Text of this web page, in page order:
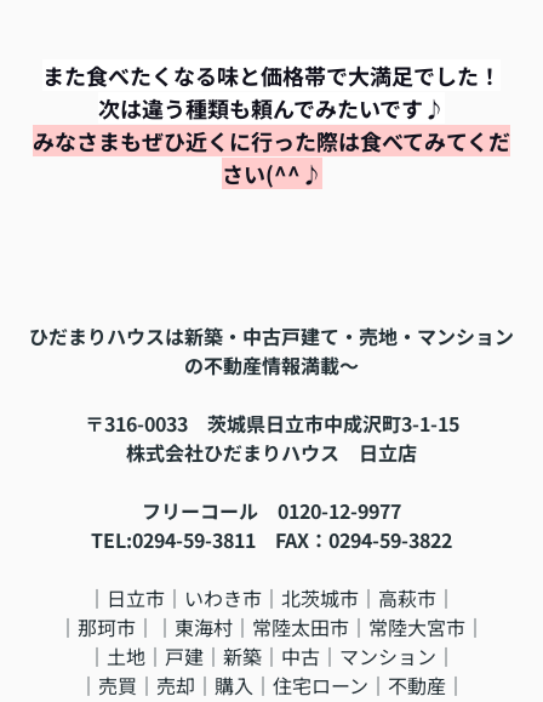
また食べたくなる味と価格帯で大満足でした！
次は違う種類も頼んでみたいです♪
みなさまもぜひ近くに行った際は食べてみてくだ
さい(^^♪
ひだまりハウスは新築・中古戸建て・売地・マンション
の不動産情報満載～
〒316-0033 茨城県日立市中成沢町3-1-15
株式会社ひだまりハウス 日立店
フリーコール 0120-12-9977
TEL:0294-59-3811 FAX：0294-59-3822
｜日立市｜いわき市｜北茨城市｜高萩市｜
｜那珂市｜｜東海村｜常陸太田市｜常陸大宮市｜
｜土地｜戸建｜新築｜中古｜マンション｜
｜売買｜売却｜購入｜住宅ローン｜不動産｜